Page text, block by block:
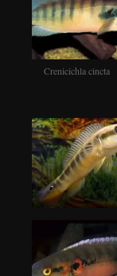
Crenicichla cincta